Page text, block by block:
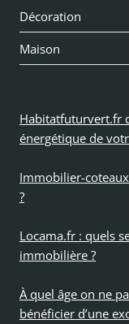
Décoration
Maison
Habitatfuturvert.fr
énergétique de
Immobilier-
?
Locama.fr : quels
immobilière ?
À quel âge on ne
bénéficier d’une